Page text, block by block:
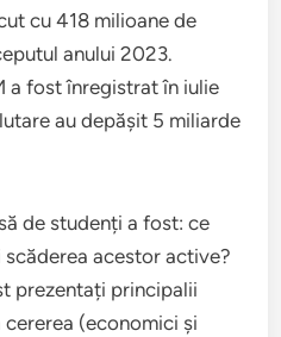
cu 418 milioane de
anului 2023.
a fost înregistrat în iulie
au depășit 5 miliarde
de studenți a fost: ce
acestor active?
prezentați principalii
(economici și